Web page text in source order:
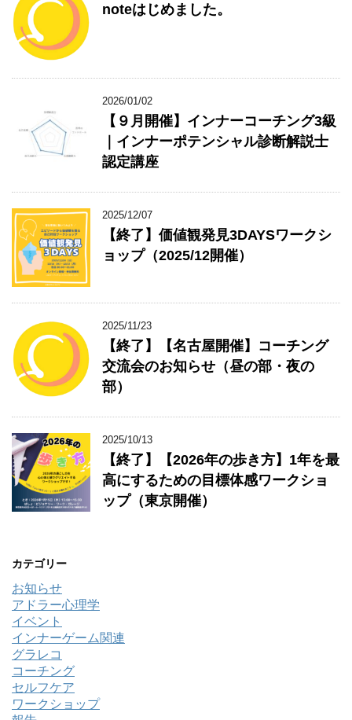
noteはじめました。
2026/01/02
【９月開催】インナーコーチング3級
｜インナーポテンシャル診断解説士
認定講座
2025/12/07
【終了】価値観発見3DAYSワークシ
ョップ（2025/12開催）
2025/11/23
【終了】【名古屋開催】コーチング
交流会のお知らせ（昼の部・夜の
部）
2025/10/13
【終了】【2026年の歩き方】1年を最
高にするための目標体感ワークショ
ップ（東京開催）
カテゴリー
お知らせ
アドラー心理学
イベント
インナーゲーム関連
グラレコ
コーチング
セルフケア
ワークショップ